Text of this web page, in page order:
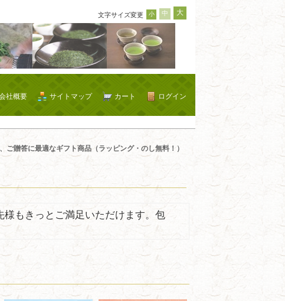
文字サイズ変更 小 中 大
ログイン
カート
サイトマップ
社概要
ご贈答に最適なギフト商品（ラッピング・のし無料！）
もきっとご満足いただけます。包